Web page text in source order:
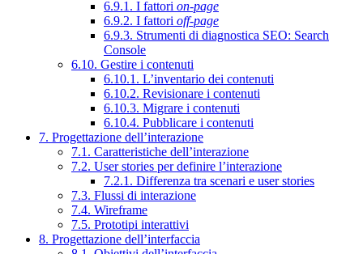
6.9.1. I fattori on-page
6.9.2. I fattori off-page
6.9.3. Strumenti di diagnostica SEO: Search
Console
6.10. Gestire i contenuti
6.10.1. L’inventario dei contenuti
6.10.2. Revisionare i contenuti
6.10.3. Migrare i contenuti
6.10.4. Pubblicare i contenuti
7. Progettazione dell’interazione
7.1. Caratteristiche dell’interazione
7.2. User stories per definire l’interazione
7.2.1. Differenza tra scenari e user stories
7.3. Flussi di interazione
7.4. Wireframe
7.5. Prototipi interattivi
8. Progettazione dell’interfaccia